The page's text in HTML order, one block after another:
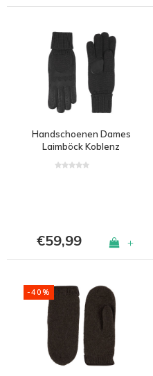
Handschoenen Dames
Laimböck Koblenz
€59,99 +
-40%